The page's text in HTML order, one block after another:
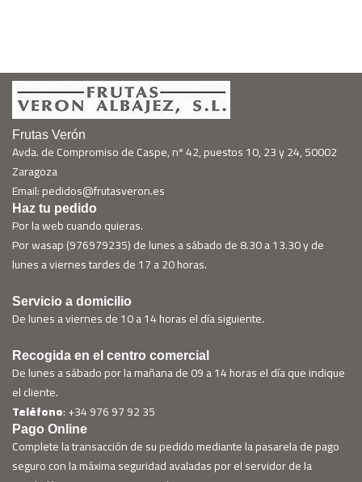
Frutas Verón
Avda. de Compromiso de Caspe, nº 42, puestos 10, 23 y 24, 50002
Zaragoza
Email: pedidos@frutasveron.es
Haz tu pedido
Por la web cuando quieras.
Por wasap (976979235) de lunes a sábado de 8.30 a 13.30 y de
lunes a viernes tardes de 17 a 20 horas.
Servicio a domicilio
De lunes a viernes de 10 a 14 horas el día siguiente.
Recogida en el centro comercial
De lunes a sábado por la mañana de 09 a 14 horas el día que indique
el cliente.
Teléfono: +34 976 97 92 35
Pago Online
Complete la transacción de su pedido mediante la pasarela de pago
seguro con la máxima seguridad avaladas por el servidor de la